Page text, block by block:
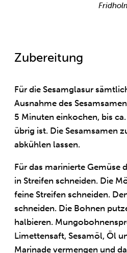
Zubereitung
Für die Sesamglasur
Ausnahme des
5 Minuten einkochen, bis
übrig ist. Die Sesamsamen
abkühlen lassen.
Für das marinierte Gemüse
in Streifen schneiden. Die
feine Streifen schneiden.
schneiden. Die Bohnen
halbieren.
Limettensaft, Sesamöl, Öl
Marinade vermengen und